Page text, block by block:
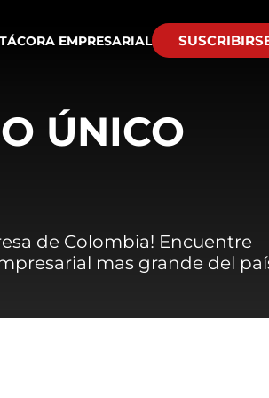
EMPRESARIAL
ÚNICO
de Colombia! Encuentre
mas grande del